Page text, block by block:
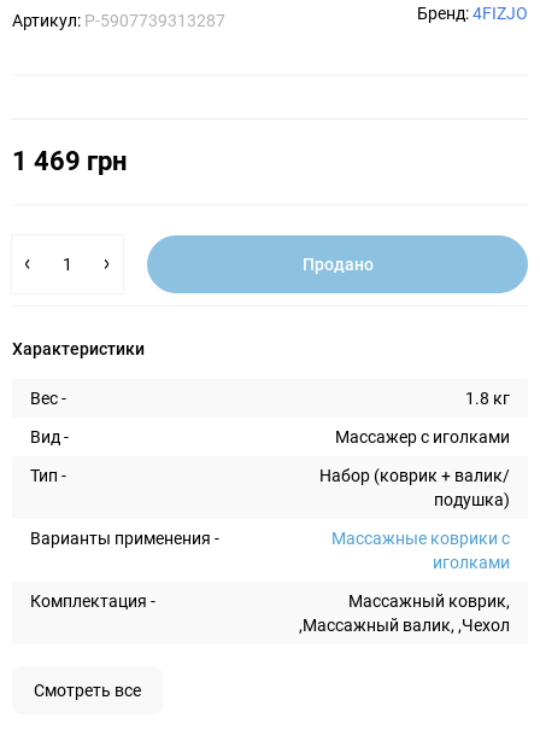
Артикул: P-5907739313287 Бренд:4FIZJO
1 469 грн
Продано
Характеристики
Вес -
1.8 кг
Вид -
Массажер с иголками
Тип -
Набор (коврик + валик/
подушка)
Варианты применения -
Массажные коврики с
иголками
Комплектация -
Массажный коврик,
,Массажный валик, ,Чехол
Смотреть все